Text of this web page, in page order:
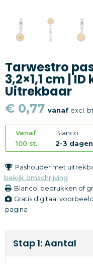
Kantoorartikelen
Gadgets
Textiel
Thema
Merken
Tarwestro
3,2×1,1 cm |
Uitrekbaar
€ 0,77 vanafexcl.
Vanaf
100 st.
Blanco:
2-3 dagen
Pashouder met
bekijk omschrijving
Blanco, bedrukken of
Gratis digitaal
pagina
Stap 1: Aantal